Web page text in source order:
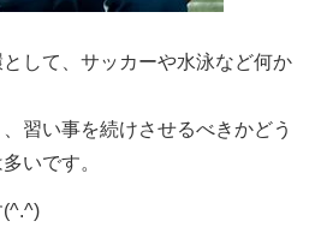
して、サッカーや水泳など何か
習い事を続けさせるべきかどう
いです。